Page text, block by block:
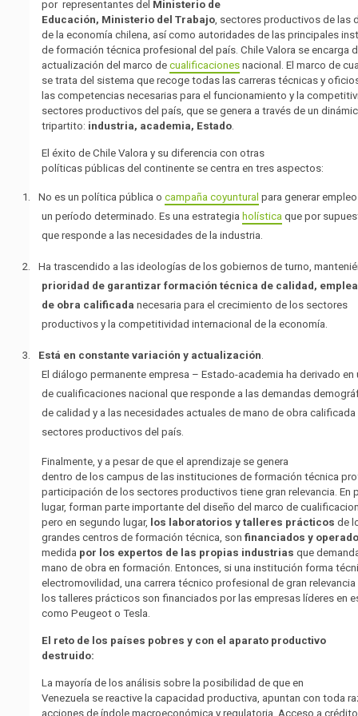
por representantes del Ministerio de
Educación, Ministerio del Trabajo, sectores productivos de las
de la economía chilena, así como autoridades de las principales
de formación técnica profesional del país. Chile Valora se encarga
actualización del marco de cualificaciones nacional. El marco de
se trata del sistema que recoge todas las carreras técnicas y
las competencias necesarias para el funcionamiento y la
sectores productivos del país, que se genera a través de un
tripartito: industria, academia, Estado.
El éxito de Chile Valora y su diferencia con otras
políticas públicas del continente se centra en tres aspectos:
1. No es un política pública o campaña coyuntural para generar
un período determinado. Es una estrategia holística que por
que responde a las necesidades de la industria.
2.
Ha trascendido a las ideologías de los gobiernos de turno,
prioridad de garantizar formación técnica de calidad,
de obra calificada necesaria para el crecimiento de los sectores
productivos y la competitividad internacional de la economía.
3. Está en constante variación y actualización.
El diálogo permanente empresa – Estado-academia ha derivado
de cualificaciones nacional que responde a las demandas
de calidad y a las necesidades actuales de mano de obra
sectores productivos del país.
Finalmente, y a pesar de que el aprendizaje se genera
dentro de los campus de las instituciones de formación técnica
participación de los sectores productivos tiene gran relevancia. En
lugar, forman parte importante del diseño del marco de
pero en segundo lugar, los laboratorios y talleres prácticos de
grandes centros de formación técnica, son financiados y
medida por los expertos de las propias industrias que
mano de obra en formación. Entonces, si una institución forma
electromovilidad, una carrera técnico profesional de gran relevancia
los talleres prácticos son financiados por las empresas líderes en
como Peugeot o Tesla.
El reto de los países pobres y con el aparato productivo
destruido:
La mayoría de los análisis sobre la posibilidad de que en
Venezuela se reactive la capacidad productiva, apuntan con toda
acciones de índole macroeconómica y regulatoria. Acceso a